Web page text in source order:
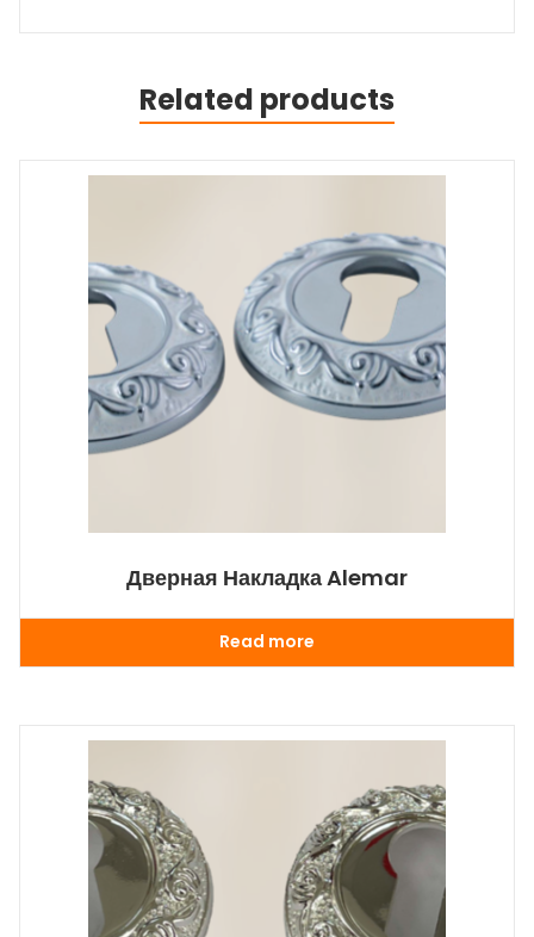
Related products
Дверная Накладка Alemar
Read more